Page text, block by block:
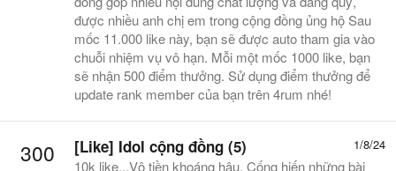
được nhiều anh chị em trong cộng đồng ủng hộ Sau
mốc 11.000 like này, bạn sẽ được auto tham gia vào
chuỗi nhiệm vụ vô hạn. Mỗi một mốc 1000 like, bạn
sẽ nhận 500 điểm thưởng. Sử dụng điểm thưởng để
update rank member của bạn trên 4rum nhé!
300 1/8/24
[Like] Idol cộng đồng (5)
10k like...Vô tiền khoáng hậu. Cống hiến những bài